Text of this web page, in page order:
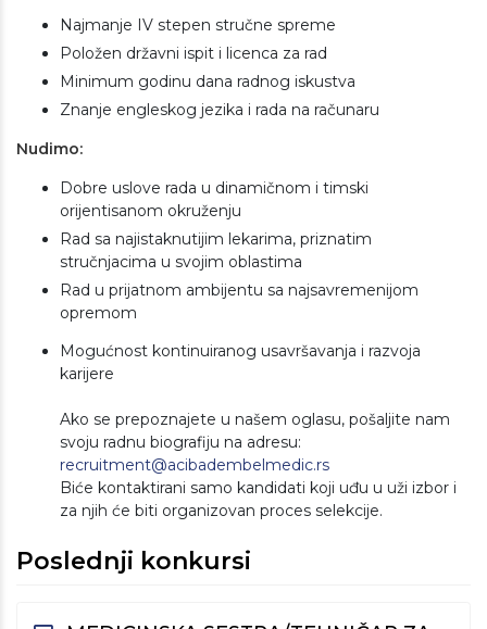
Najmanje IV stepen stručne spreme
Položen državni ispit i licenca za rad
Minimum godinu dana radnog iskustva
Znanje engleskog jezika i rada na računaru
Nudimo:
Dobre uslove rada u dinamičnom i timski
orijentisanom okruženju
Rad sa najistaknutijim lekarima, priznatim
stručnjacima u svojim oblastima
Rad u prijatnom ambijentu sa najsavremenijom
opremom
Mogućnost kontinuiranog usavršavanja i razvoja
karijere
Ako se prepoznajete u našem oglasu, pošaljite nam
svoju radnu biografiju na adresu:
recruitment@acibadembelmedic.rs
Biće kontaktirani samo kandidati koji uđu u uži izbor i
za njih će biti organizovan proces selekcije.
Poslednji konkursi